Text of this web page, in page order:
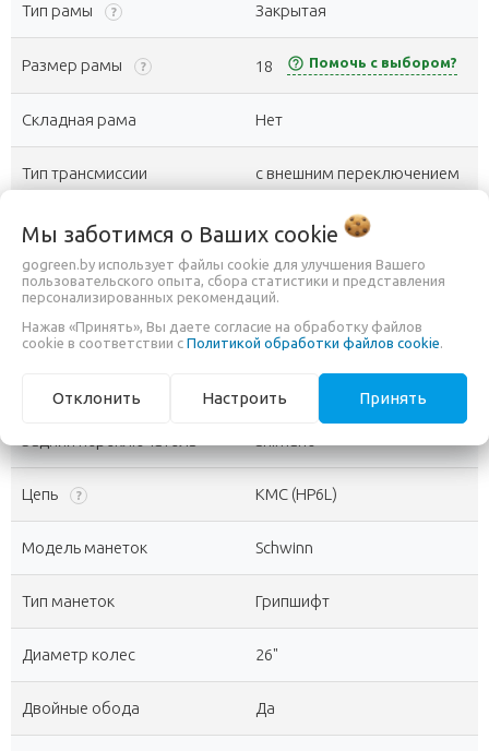
Тип рамы ? Закрытая
Размер рамы ? 18 help_outline Помочь с выбором?
Складная рама Нет
Тип трансмиссии с внешним переключением
Количество скоростей ? 7 (1x7)
Каретка ? One piece
Система шатунов One piece steel 44T
Цепь ? KMC (HP6L)
Модель манеток Schwinn
Тип манеток Грипшифт
Диаметр колес 26"
Двойные обода Да
Мы заботимся о Ваших cookie
gogreen.by использует файлы cookie для улучшения Вашего
пользовательского опыта, сбора статистики и представления
персонализированных рекомендаций.
Нажав «Принять», Вы даете согласие на обработку файлов
cookie в соответствии с Политикой обработки файлов cookie.
Отклонить Настроить Принять